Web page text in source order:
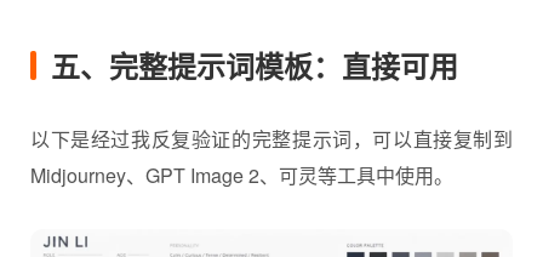
五、完整提示词模板：直接可用
以下是经过我反复验证的完整提示词，可以直接复制到
Midjourney、GPT Image 2、可灵等工具中使用。